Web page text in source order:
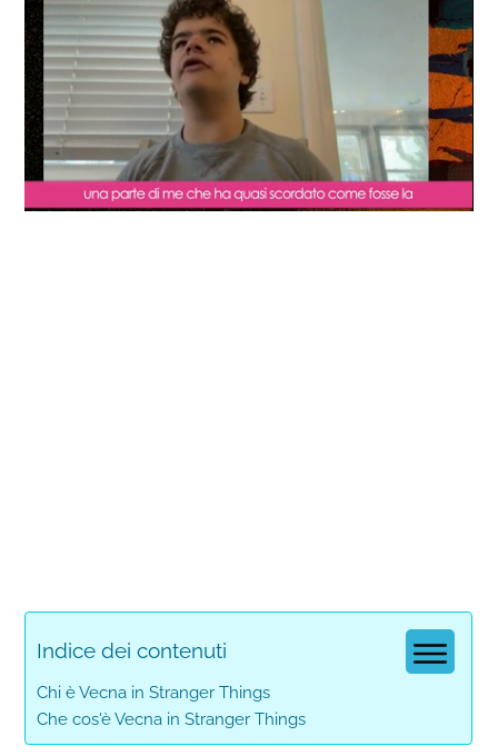
Unmute
Loaded:
0%
Progress:
0%
Indice dei contenuti
Chi è Vecna in Stranger Things
Che cos'è Vecna in Stranger Things